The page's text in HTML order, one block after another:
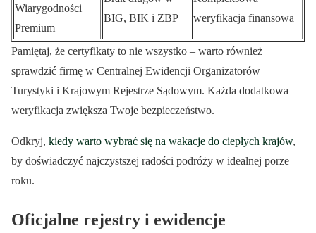
Wiarygodności
Premium
BIG, BIK i ZBP
weryfikacja finansowa
Pamiętaj, że certyfikaty to nie wszystko – warto również
sprawdzić firmę w Centralnej Ewidencji Organizatorów
Turystyki i Krajowym Rejestrze Sądowym. Każda dodatkowa
weryfikacja zwiększa Twoje bezpieczeństwo.
Odkryj, kiedy warto wybrać się na wakacje do ciepłych krajów,
by doświadczyć najczystszej radości podróży w idealnej porze
roku.
Oficjalne rejestry i ewidencje